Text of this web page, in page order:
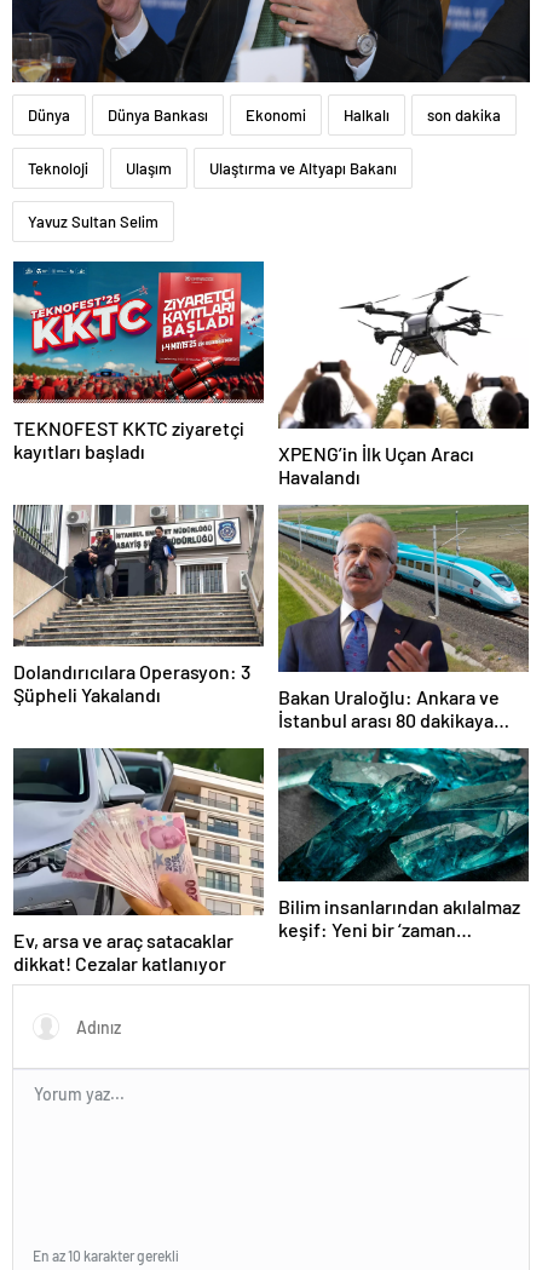
Dünya Dünya Bankası Ekonomi Halkalı son dakika
Teknoloji Ulaşım Ulaştırma ve Altyapı Bakanı
Yavuz Sultan Selim
TEKNOFEST KKTC ziyaretçi
kayıtları başladı
XPENG’in İlk Uçan Aracı
Havalandı
Dolandırıcılara Operasyon: 3
Şüpheli Yakalandı
Bakan Uraloğlu: Ankara ve
İstanbul arası 80 dakikaya
düşecek
Ev, arsa ve araç satacaklar
dikkat! Cezalar katlanıyor
Bilim insanlarından akılalmaz
keşif: Yeni bir ‘zaman
En az 10 karakter gerekli